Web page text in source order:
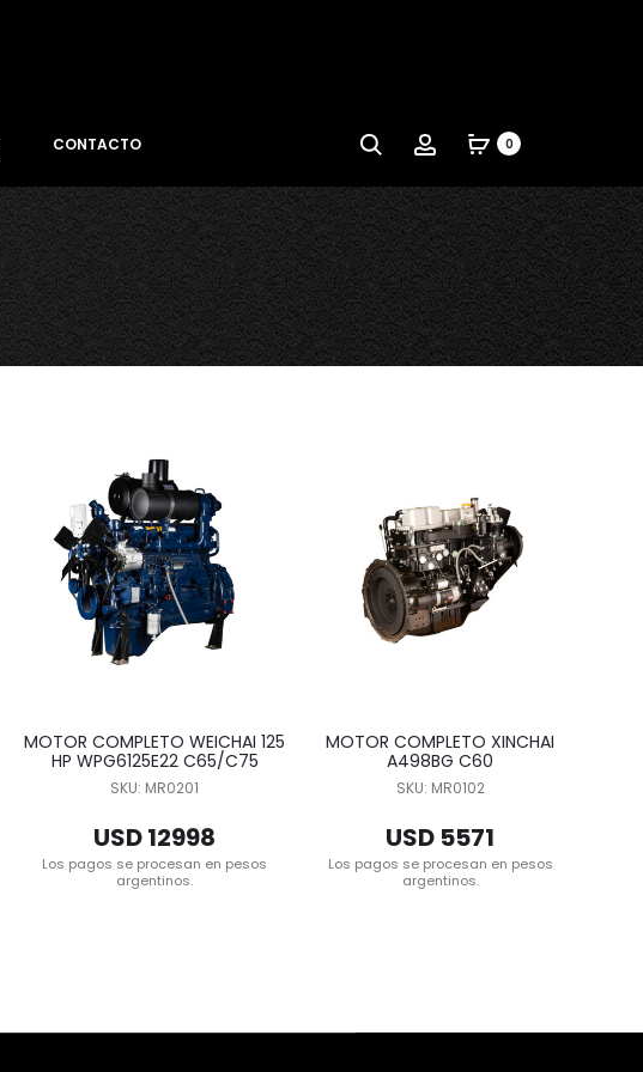
CONTACTO 0
MOTOR COMPLETO WEICHAI 125
HP WPG6125E22 C65/C75
SKU: MR0201
USD 12998
Los pagos se procesan en pesos
argentinos.
MOTOR COMPLETO XINCHAI
A498BG C60
SKU: MR0102
USD 5571
Los pagos se procesan en pesos
argentinos.